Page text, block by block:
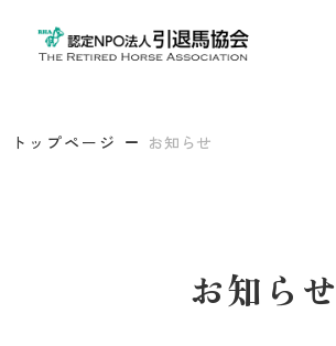
トップページ お知らせ
お知らせ